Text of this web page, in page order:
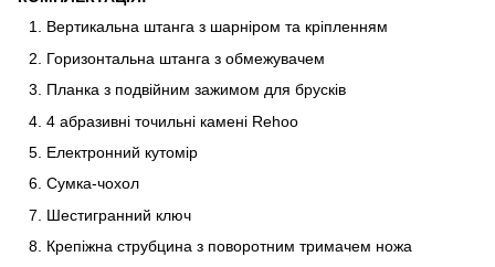
Вертикальна штанга з шарніром та кріпленням
Горизонтальна штанга з обмежувачем
Планка з подвійним зажимом для брусків
4 абразивні точильні камені Rehoo
Електронний кутомір
Сумка-чохол
Шестигранний ключ
Крепіжна струбцина з поворотним тримачем ножа